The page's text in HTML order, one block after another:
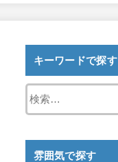
キーワードで探す
雰囲気で探す